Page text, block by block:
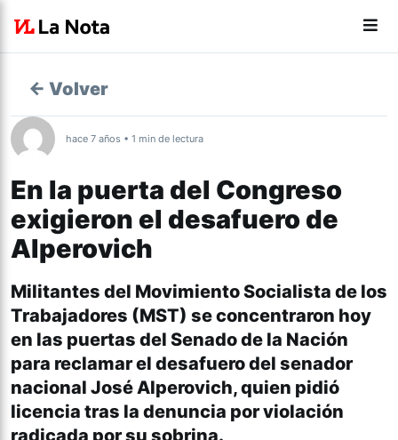
← Volver
hace 7 años • 1 min de lectura
En la puerta del Congreso
exigieron el desafuero de
Alperovich
Militantes del Movimiento Socialista de los
Trabajadores (MST) se concentraron hoy
en las puertas del Senado de la Nación
para reclamar el desafuero del senador
nacional José Alperovich, quien pidió
licencia tras la denuncia por violación
radicada por su sobrina.